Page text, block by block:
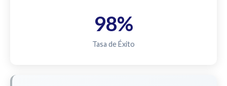
98%
Tasa de Éxito